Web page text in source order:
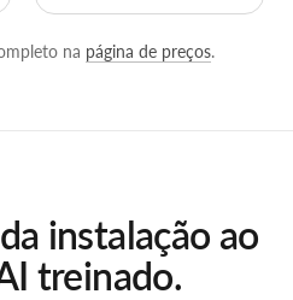
na página de preços.
instalação ao
treinado.